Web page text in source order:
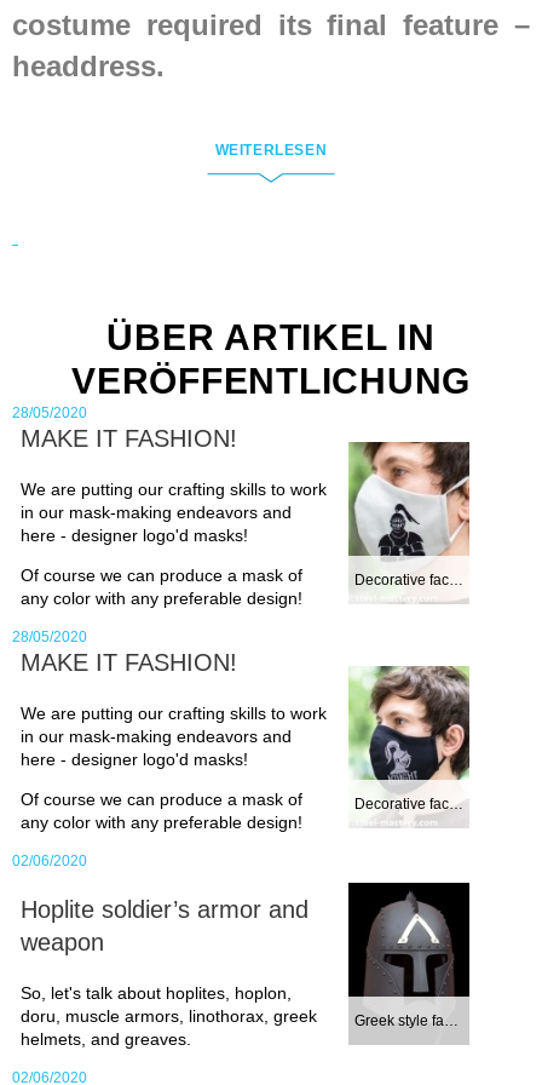
costume required its final feature –
headdress.
Medieval head armor
essential thing to mention is a
wide range of quality head armor,
that spans over historical periods
and countries.
Our overlook starts from simple
straightforward
norman helmet
usual for early Middle Ages. This
type includesPioneer helmetand
Nasal helmet
spread over the Western and
Eastern Europe.
If your favourites are the
Crusades or the Golden Horde
periods, we have
Orientalists as well asPhrygian
helmet
for Westernists.
Definitely take a look at
respectable fierce
great helm
pride of the real knight head
WEITERLESEN
ÜBER ARTIKEL IN
VERÖFFENTLICHUNG
28/05/2020
MAKE IT FASHION!
We are putting our crafting skills to work
in our mask-making endeavors and
here - designer logo'd masks!
Of course we can produce a mask of
any color with any preferable design!
Decorative face m...
28/05/2020
MAKE IT FASHION!
We are putting our crafting skills to work
in our mask-making endeavors and
here - designer logo'd masks!
Of course we can produce a mask of
any color with any preferable design!
Decorative face m...
02/06/2020
Hoplite soldier’s armor and
weapon
So, let's talk about hoplites, hoplon,
doru, muscle armors, linothorax, greek
helmets, and greaves.
02/06/2020